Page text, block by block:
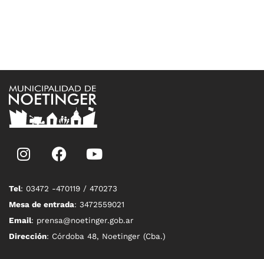
Tel: 03472 -470119 / 470273
Mesa de entrada: 3472559021
Email: prensa@noetinger.gob.ar
Dirección: Córdoba 48, Noetinger (Cba.)